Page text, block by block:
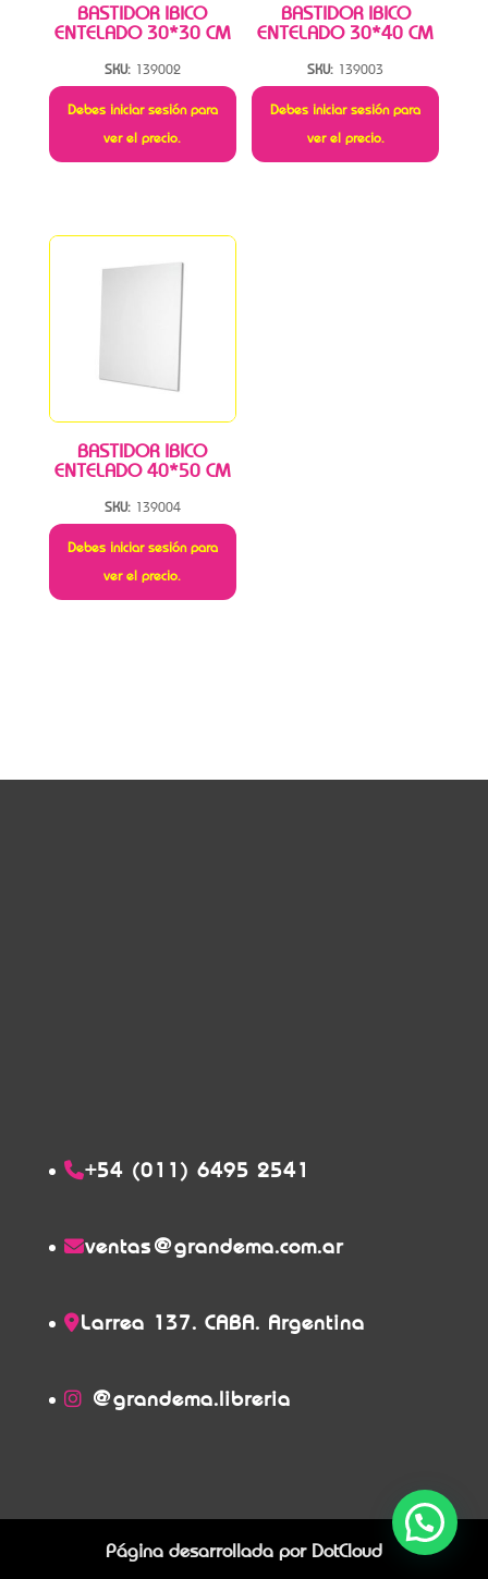
BASTIDOR IBICO
ENTELADO 30*30 CM
SKU: 139002
Debes iniciar sesión para
ver el precio.
BASTIDOR IBICO
ENTELADO 30*40 CM
SKU: 139003
Debes iniciar sesión para
ver el precio.
BASTIDOR IBICO
ENTELADO 40*50 CM
SKU: 139004
Debes iniciar sesión para
ver el precio.
+54 (011) 6495 2541
ventas@grandema.com.ar
Larrea 137. CABA. Argentina
@grandema.libreria
Página desarrollada por DotCloud